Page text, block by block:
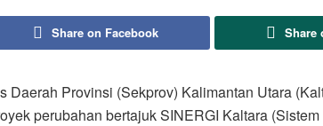
Share on Facebook Share
Daerah Provinsi (Sekprov) Kalimantan Utara
perubahan bertajuk SINERGI Kaltara